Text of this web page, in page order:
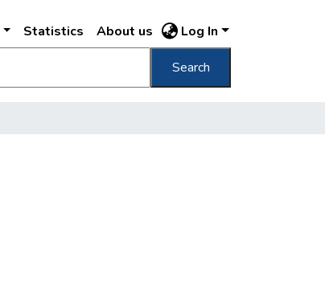
Statistics About us Log In
Search